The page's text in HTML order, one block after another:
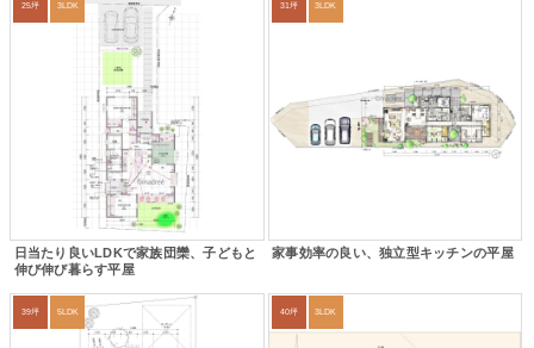
25坪 3LDK
日当たり良いLDKで家族団欒、子どもと
伸び伸び暮らす平屋
31坪 3LDK
家事効率の良い、独立型キッチンの平屋
39坪 5LDK 40坪 3LDK